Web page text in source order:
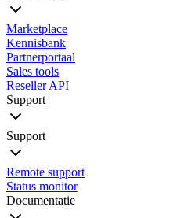
Marketplace
Kennisbank
Partnerportaal
Sales tools
Reseller API
Support
Support
Remote support
Status monitor
Documentatie